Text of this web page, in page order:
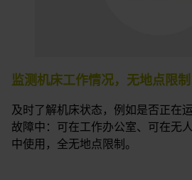
监测机床工作情况，无地点限制
及时了解机床状态，例如是否正在
故障中：可在工作办公室、可在无
中使用，全无地点限制。